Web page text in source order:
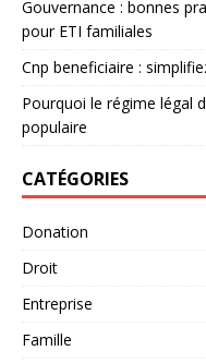
Gouvernance : bonnes
pour ETI familiales
Cnp beneficiaire :
Pourquoi le régime légal
populaire
CATÉGORIES
Donation
Droit
Entreprise
Famille